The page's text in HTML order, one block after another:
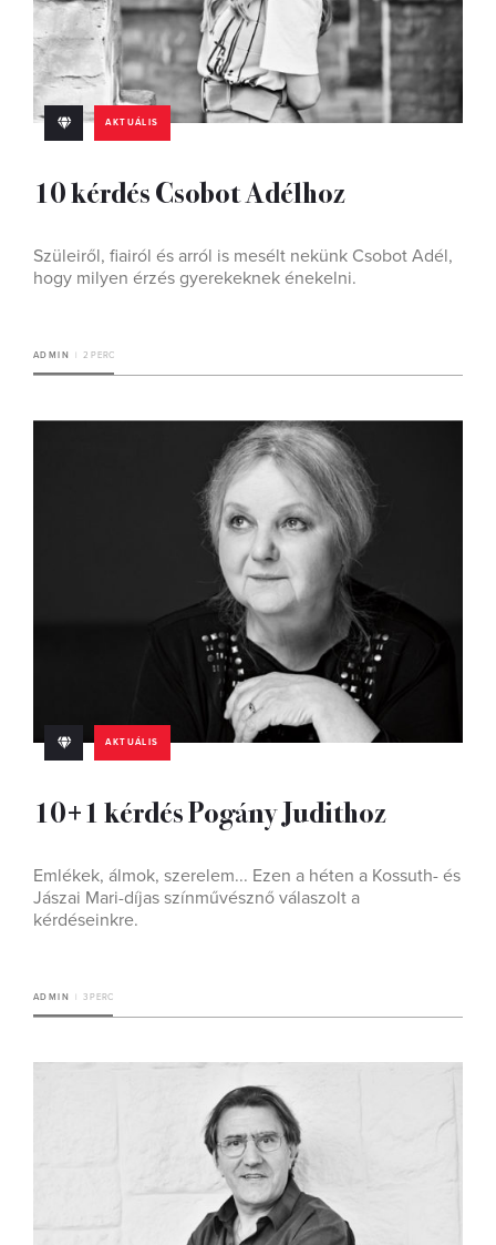
AKTUÁLIS
10 kérdés Csobot Adélhoz
Szüleiről, fiairól és arról is mesélt nekünk Csobot Adél,
hogy milyen érzés gyerekeknek énekelni.
ADMIN 2 PERC
AKTUÁLIS
10+1 kérdés Pogány Judithoz
Emlékek, álmok, szerelem... Ezen a héten a Kossuth- és
Jászai Mari-díjas színművésznő válaszolt a
kérdéseinkre.
ADMIN 3 PERC